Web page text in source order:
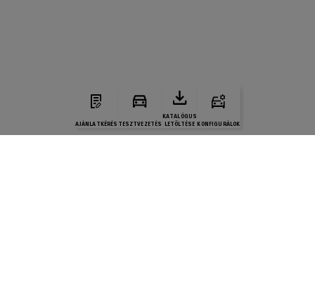
AJÁNLATKÉRÉS TESZTVEZETÉS
KATALÓGUS
LETÖLTÉSE KONFIGURÁLOK